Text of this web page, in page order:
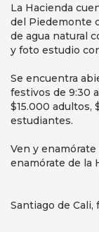
La Hacienda
del Piedemonte
de agua natural
y foto estudio
Se encuentra
festivos de 9:30
$15.000 adultos,
estudiantes.
Ven y
enamórate de la
Santiago de Cali,